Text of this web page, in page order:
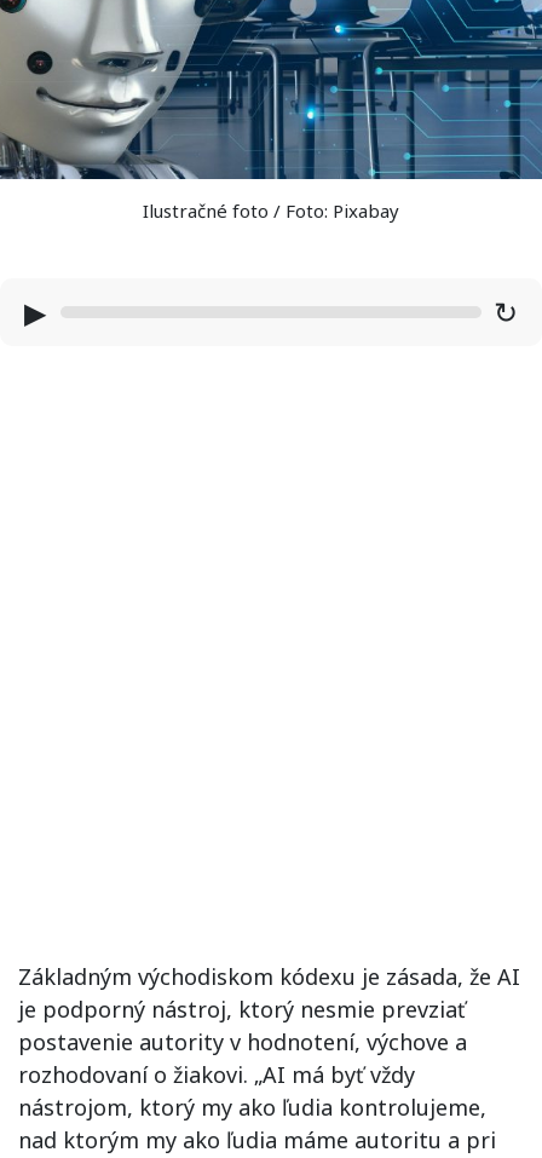
Ilustračné foto / Foto: Pixabay
▶ ↻
Základným východiskom kódexu je zásada, že AI
je podporný nástroj, ktorý nesmie prevziať
postavenie autority v hodnotení, výchove a
rozhodovaní o žiakovi. „AI má byť vždy
nástrojom, ktorý my ako ľudia kontrolujeme,
nad ktorým my ako ľudia máme autoritu a pri